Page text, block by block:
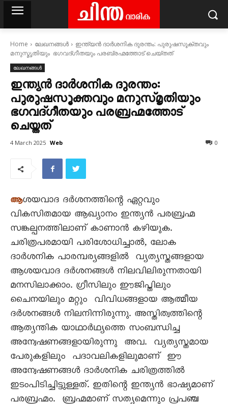
Home ലേഖനങ്ങൾ
ഇന്ത്യൻ ദാർശനിക ദുരന്തം: പുരുഷസൂക്തവും
മനുസ്മൃതിയും ഭഗവദ്ഗീതയും പരബ്രഹ്മത്തോട് ചെയ്തത്
ലേഖനങ്ങൾ
ഇന്ത്യൻ ദാർശനിക ദുരന്തം:
പുരുഷസൂക്തവും മനുസ്മൃതിയും
ഭഗവദ്ഗീതയും പരബ്രഹ്മത്തോട്
ചെയ്തത്
4 March 2025 Web 0
ആശയവാദ ദർശനത്തിന്റെ ഏറ്റവും
വികസിതമായ ആഖ്യാനം ഇന്ത്യൻ പരബ്രഹ്മ
സങ്കല്പനത്തിലാണ് കാണാൻ കഴിയുക.
ചരിത്രപരമായി പരിശോധിച്ചാൽ, ലോക
ദാർശനിക പാരമ്പര്യങ്ങളിൽ വ്യത്യസ്തങ്ങളായ
ആശയവാദ ദർശനങ്ങൾ നിലവിലിരുന്നതായി
മനസിലാക്കാം. ഗ്രീസിലും ഈജിപ്തിലും
ചൈനയിലും മറ്റും വിവിധങ്ങളായ ആത്മീയ
ദർശനങ്ങൾ നിലനിന്നിരുന്നു. അസ്തിത്വത്തിന്റെ
ആത്യന്തിക യാഥാർഥ്യത്തെ സംബന്ധിച്ച
അന്വേഷണങ്ങളായിരുന്നു അവ. വ്യത്യസ്തമായ
പേരുകളിലും പദാവലികളിലുമാണ് ഈ
അന്വേഷണങ്ങൾ ദാർശനിക ചരിത്രത്തിൽ
ഇടംപിടിച്ചിട്ടുള്ളത്. ഇതിന്റെ ഇന്ത്യൻ ഭാഷ്യമാണ്
പരബ്രഹ്മം. ബ്രഹ്മമാണ് സത്യമെന്നും പ്രപഞ്ച